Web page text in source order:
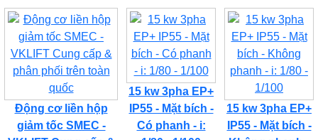
Động cơ liền hộp
giảm tốc SMEC -
15 kw 3pha EP+
IP55 - Mặt bích -
Có phanh - i:
15 kw 3pha EP+
IP55 - Mặt bích -